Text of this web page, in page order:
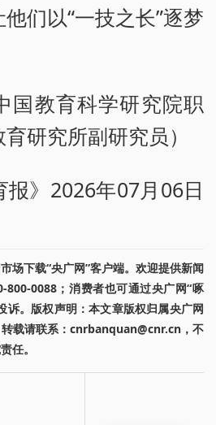
们以“一技之长”逐梦
教育科学研究院职
研究所副研究员）
》2026年07月06日
场下载“央广网”客户端。欢迎提供新闻
800-0088；消费者也可通过央广网“啄
诉。版权声明：本文章版权归属央广网
载请联系：cnrbanquan@cnr.cn，不
任。